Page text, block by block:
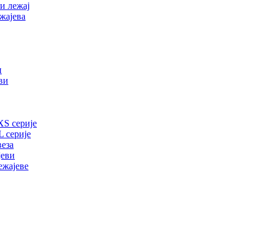
лежај
серије
серије